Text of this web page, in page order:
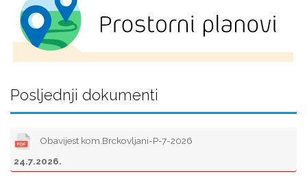
Posljednji dokumenti
Obavijest kom.Brckovljani-P-7-2026
24.7.2026.